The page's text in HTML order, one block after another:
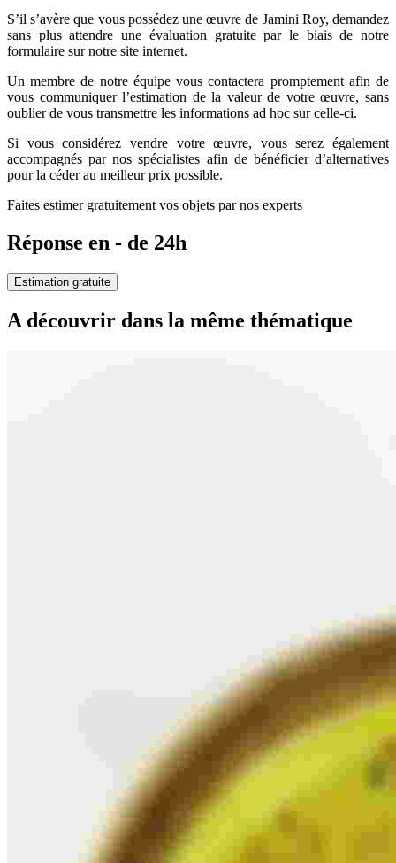
S’il s’avère que vous possédez une œuvre de Jamini Roy, demandez
sans plus attendre une évaluation gratuite par le biais de notre
formulaire sur notre site internet.
Un membre de notre équipe vous contactera promptement afin de
vous communiquer l’estimation de la valeur de votre œuvre, sans
oublier de vous transmettre les informations ad hoc sur celle-ci.
Si vous considérez vendre votre œuvre, vous serez également
accompagnés par nos spécialistes afin de bénéficier d’alternatives
pour la céder au meilleur prix possible.
Faites estimer gratuitement vos objets par nos experts
Réponse en - de 24h
Estimation gratuite
A découvrir dans la même thématique